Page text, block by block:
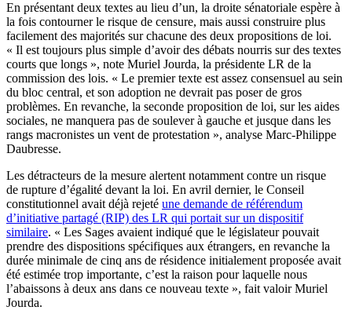
En présentant deux textes au lieu d’un, la droite sénatoriale espère à
la fois contourner le risque de censure, mais aussi construire plus
facilement des majorités sur chacune des deux propositions de loi.
« Il est toujours plus simple d’avoir des débats nourris sur des textes
courts que longs », note Muriel Jourda, la présidente LR de la
commission des lois. « Le premier texte est assez consensuel au sein
du bloc central, et son adoption ne devrait pas poser de gros
problèmes. En revanche, la seconde proposition de loi, sur les aides
sociales, ne manquera pas de soulever à gauche et jusque dans les
rangs macronistes un vent de protestation », analyse Marc-Philippe
Daubresse.
Les détracteurs de la mesure alertent notamment contre un risque
de rupture d’égalité devant la loi. En avril dernier, le Conseil
constitutionnel avait déjà rejeté une demande de référendum
d’initiative partagé (RIP) des LR qui portait sur un dispositif
similaire. « Les Sages avaient indiqué que le législateur pouvait
prendre des dispositions spécifiques aux étrangers, en revanche la
durée minimale de cinq ans de résidence initialement proposée avait
été estimée trop importante, c’est la raison pour laquelle nous
l’abaissons à deux ans dans ce nouveau texte », fait valoir Muriel
Jourda.